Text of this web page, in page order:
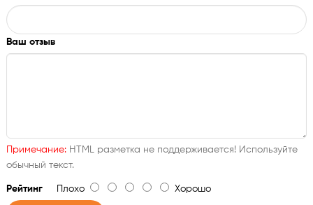
Ваш отзыв
Примечание:HTML разметка не поддерживается! Используйте
обычный текст.
РейтингПлохо Хорошо